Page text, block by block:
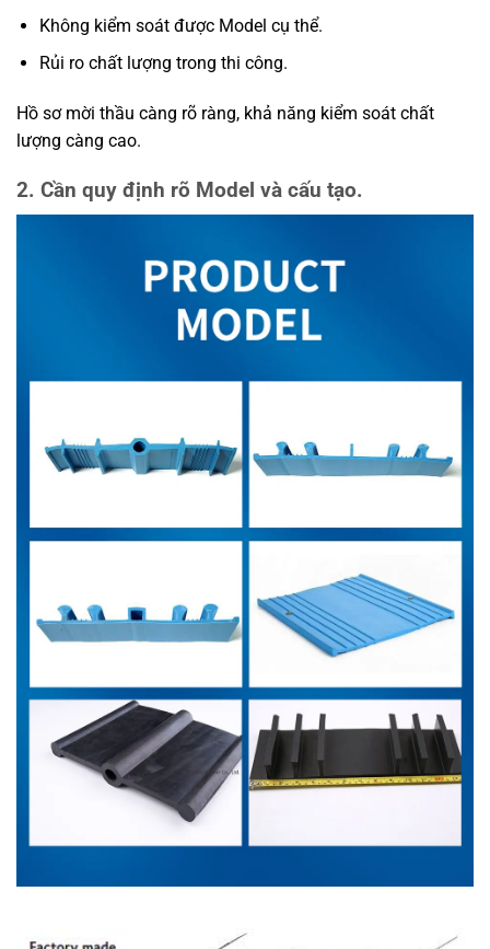
Không kiểm soát được Model cụ thể.
Rủi ro chất lượng trong thi công.
Hồ sơ mời thầu càng rõ ràng, khả năng kiểm soát chất
lượng càng cao.
2. Cần quy định rõ Model và cấu tạo.